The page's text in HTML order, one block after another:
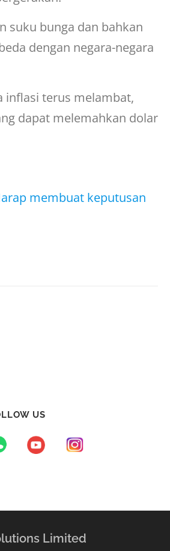
suku bunga dan bahkan
dengan negara-negara
inflasi terus melambat,
dapat melemahkan dolar
membuat keputusan
US
Limited